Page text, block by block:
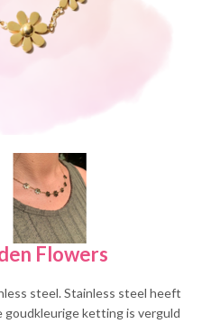
Flowers
steel. Stainless steel heeft
goudkleurige ketting is verguld